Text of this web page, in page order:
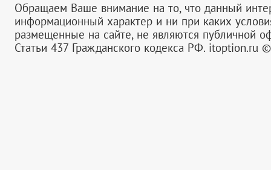
Обращаем Ваше внимание на то, что данный
информационный характер и ни при каких
размещенные на сайте, не являются публичной
Статьи 437 Гражданского кодекса РФ. itoption.ru